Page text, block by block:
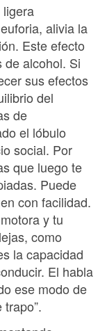
alivia la
Este efecto
de alcohol. Si
sus efectos
del
de
el lóbulo
social. Por
que luego te
Puede
con facilidad.
y tu
como
la capacidad
El habla
ese modo de